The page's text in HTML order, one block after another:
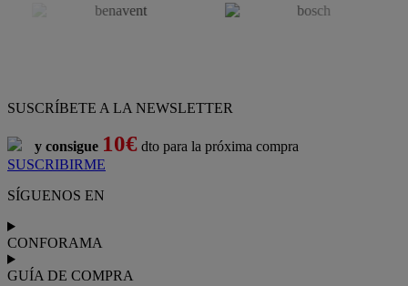
SUSCRÍBETE A LA NEWSLETTER
y consigue 10€ dto para la próxima compra
SUSCRIBIRME
SÍGUENOS EN
CONFORAMA
GUÍA DE COMPRA